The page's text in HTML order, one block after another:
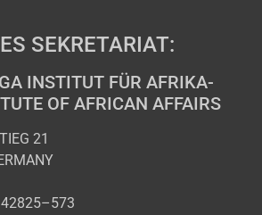
SEKRETARIAT:
INSTITUT FÜR AFRIKA-
OF AFRICAN AFFAIRS
21